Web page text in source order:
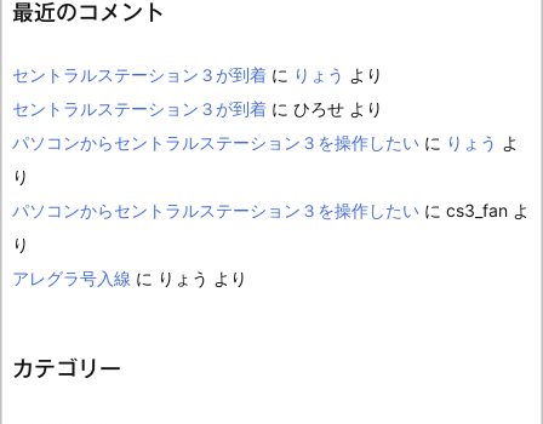
最近のコメント
セントラルステーション３が到着 に りょう より
セントラルステーション３が到着 に ひろせ より
パソコンからセントラルステーション３を操作したい に りょう よ
り
パソコンからセントラルステーション３を操作したい に cs3_fan よ
り
アレグラ号入線 に りょう より
カテゴリー